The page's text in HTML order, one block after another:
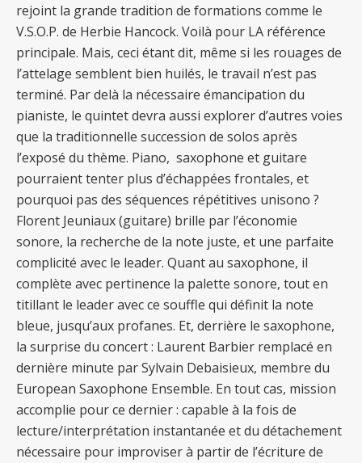
rejoint la grande tradition de formations comme le
V.S.O.P. de Herbie Hancock. Voilà pour LA référence
principale. Mais, ceci étant dit, même si les rouages de
l’attelage semblent bien huilés, le travail n’est pas
terminé. Par delà la nécessaire émancipation du
pianiste, le quintet devra aussi explorer d’autres voies
que la traditionnelle succession de solos après
l’exposé du thème. Piano, saxophone et guitare
pourraient tenter plus d’échappées frontales, et
pourquoi pas des séquences répétitives unisono ?
Florent Jeuniaux (guitare) brille par l’économie
sonore, la recherche de la note juste, et une parfaite
complicité avec le leader. Quant au saxophone, il
complète avec pertinence la palette sonore, tout en
titillant le leader avec ce souffle qui définit la note
bleue, jusqu’aux profanes. Et, derrière le saxophone,
la surprise du concert : Laurent Barbier remplacé en
dernière minute par Sylvain Debaisieux, membre du
European Saxophone Ensemble. En tout cas, mission
accomplie pour ce dernier : capable à la fois de
lecture/interprétation instantanée et du détachement
nécessaire pour improviser à partir de l’écriture de